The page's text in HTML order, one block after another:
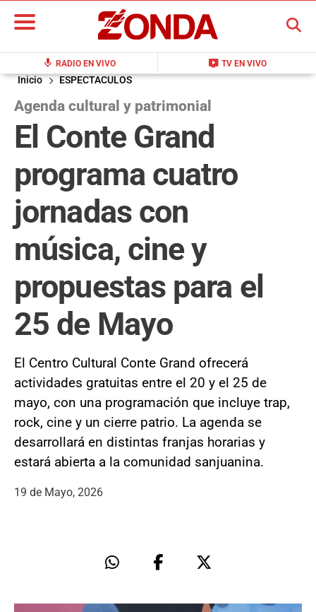
mic RADIO EN VIVO live_tv TV EN VIVO
BUSCAR
Inicio ESPECTACULOS
Agenda cultural y patrimonial
El Conte Grand
programa cuatro
jornadas con
música, cine y
propuestas para el
25 de Mayo
El Centro Cultural Conte Grand ofrecerá
actividades gratuitas entre el 20 y el 25 de
mayo, con una programación que incluye trap,
rock, cine y un cierre patrio. La agenda se
desarrollará en distintas franjas horarias y
estará abierta a la comunidad sanjuanina.
19 de Mayo, 2026